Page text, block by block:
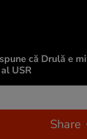
că Drulă e
USR
Share